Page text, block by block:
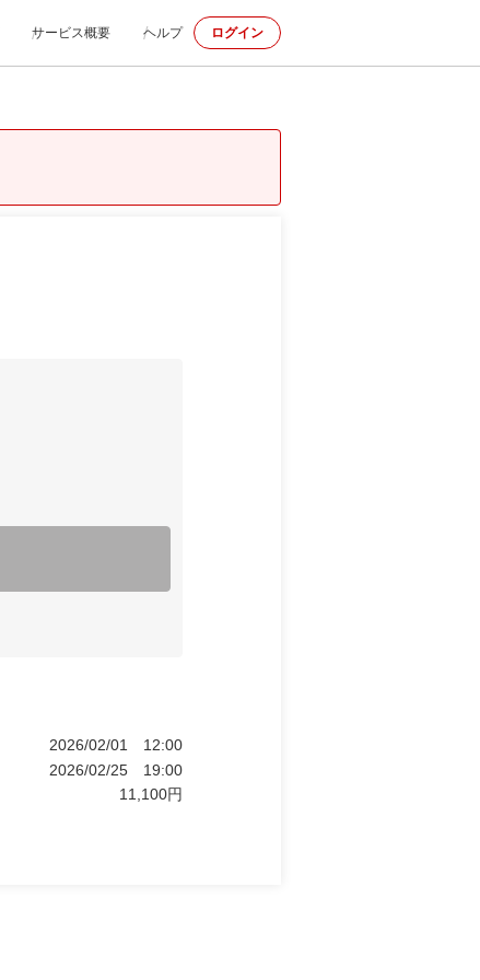
サービス概要 ヘルプ ログイン
2026/02/01
12:00
2026/02/25
19:00
11,100円